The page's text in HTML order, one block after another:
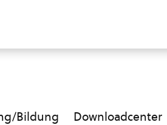
Bildung Downloadcenter